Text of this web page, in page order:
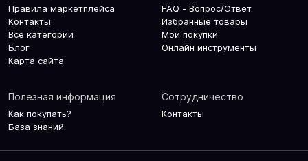
Правила маркетплейса
Контакты
Все категории
Блог
Карта сайта
FAQ - Вопрос/Ответ
Избранные товары
Мои покупки
Онлайн инструменты
Полезная информация
Как покупать?
База знаний
Сотрудничество
Контакты